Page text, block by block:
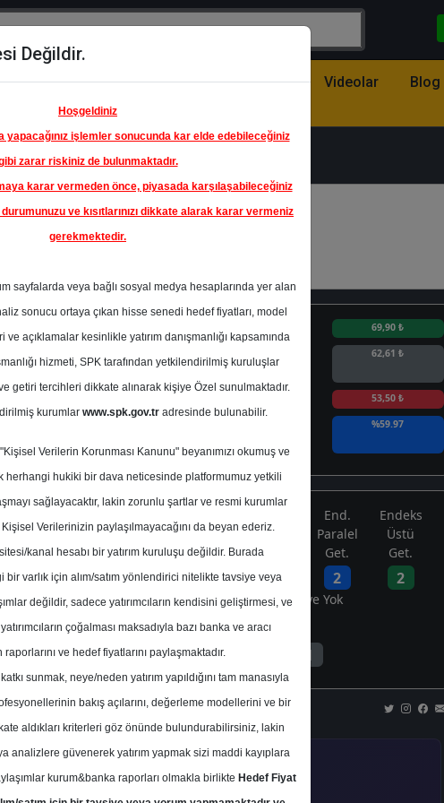
Öne
Çıkanlar
Raporlar Partnerlerimiz Videolar Blog
En Yüksek Tahmin 69,90 ₺
Ortalama Fiyat
Tahmini
62,61 ₺
53,50 ₺
Potansiyeli
%59.97
Kurum Sayısı
15
9 1
End.
Paralel
Get.
2
Endeks
Üstü
Get.
2
Tavsiye Yok
1
Perşembe, 02 Ocak 2025
MAVI Hedef Fiyat
Değildir.
Hoşgeldiniz
yapacağınız işlemler sonucunda kar elde edebileceğiniz
zarar riskiniz de bulunmaktadır.
karar vermeden önce, piyasada karşılaşabileceğiniz
ve kısıtlarınızı dikkate alarak karar vermeniz
gerekmektedir.
sayfalarda veya bağlı sosyal medya hesaplarında yer alan
sonucu ortaya çıkan hisse senedi hedef fiyatları, model
açıklamalar kesinlikle yatırım danışmanlığı kapsamında
hizmeti, SPK tarafından yetkilendirilmiş kuruluşlar
getiri tercihleri dikkate alınarak kişiye Özel sunulmaktadır.
kurumlar www.spk.gov.tradresinde bulunabilir.
Verilerin Korunması Kanunu" beyanımızı okumuş ve
herhangi hukiki bir dava neticesinde platformumuz yetkili
sağlayacaktır, lakin zorunlu şartlar ve resmi kurumlar
Kişisel Verilerinizin paylaşılmayacağını da beyan ederiz.
kanal hesabı bir yatırım kuruluşu değildir. Burada
varlık için alım/satım yönlendirici nitelikte tavsiye veya
değildir, sadece yatırımcıların kendisini geliştirmesi, ve
çoğalması maksadıyla bazı banka ve aracı
raporlarını ve hedef fiyatlarını paylaşmaktadır.
sunmak, neye/neden yatırım yapıldığını tam manasıyla
bakış açılarını, değerleme modellerini ve bir
aldıkları kriterleri göz önünde bulundurabilirsiniz, lakin
analizlere güvenerek yatırım yapmak sizi maddi kayıplara
kurum&banka raporları olmakla birlikte Hedef Fiyat